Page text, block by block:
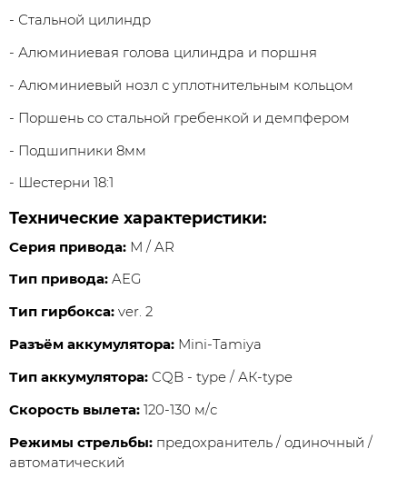
- Стальной цилиндр
- Алюминиевая голова цилиндра и поршня
- Алюминиевый нозл с уплотнительным кольцом
- Поршень со стальной гребенкой и демпфером
- Подшипники 8мм
- Шестерни 18:1
Технические характеристики:
Серия привода: М / AR
Тип привода: AEG
Тип гирбокса: ver. 2
Разъём аккумулятора: Mini-Tamiya
Тип аккумулятора: CQB - type / АК-type
Скорость вылета: 120-130 м/с
Режимы стрельбы: предохранитель / одиночный /
автоматический